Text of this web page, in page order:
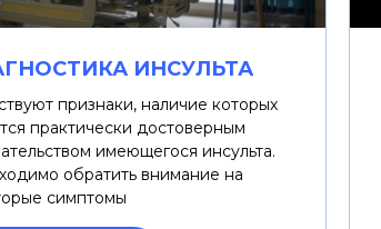
ИНСУЛЬТА
признаки, наличие которых
практически достоверным
имеющегося инсульта.
обратить внимание на
симптомы